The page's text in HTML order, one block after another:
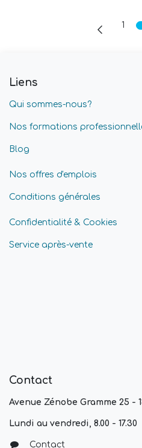
1
Liens
Qui sommes-nous?
Nos formations
Blog
Nos offres d'emplois
Conditions générales
Confidentialité & Cookies
Service après-vente
Contact
Avenue Zénobe Gramme 25 -
Lundi au vendredi, 8.00 - 17.30
Contact